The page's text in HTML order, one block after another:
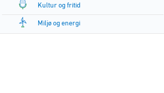
Kultur og fritid
Miljø og energi